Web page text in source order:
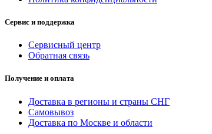
Сервис и поддержка
Сервисный центр
Обратная связь
Получение и оплата
Доставка в регионы и страны СНГ
Самовывоз
Доставка по Москве и области